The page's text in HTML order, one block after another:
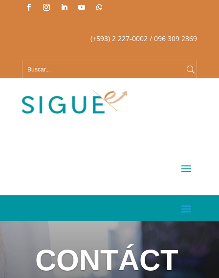
(+593)2 227-0002 / 096 309 2369
CONTÁCT